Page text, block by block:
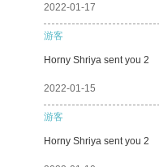
2022-01-17
游客
Horny Shriya sent you 2
2022-01-15
游客
Horny Shriya sent you 2